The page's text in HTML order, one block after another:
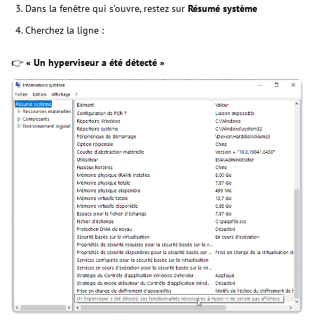
Dans la fenêtre qui s’ouvre, restez sur Résumé système
Cherchez la ligne :
👉 « Un hyperviseur a été détecté »